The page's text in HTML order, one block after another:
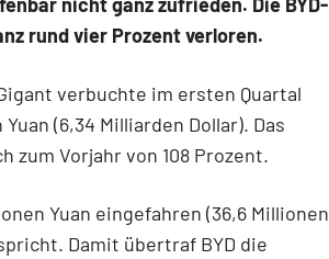
rund vier Prozent verloren.
verbuchte im ersten Quartal
(6,34 Milliarden Dollar). Das
Vorjahr von 108 Prozent.
Yuan eingefahren (36,6 Millionen
Damit übertraf BYD die